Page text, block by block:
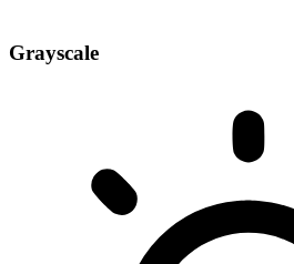
Grayscale